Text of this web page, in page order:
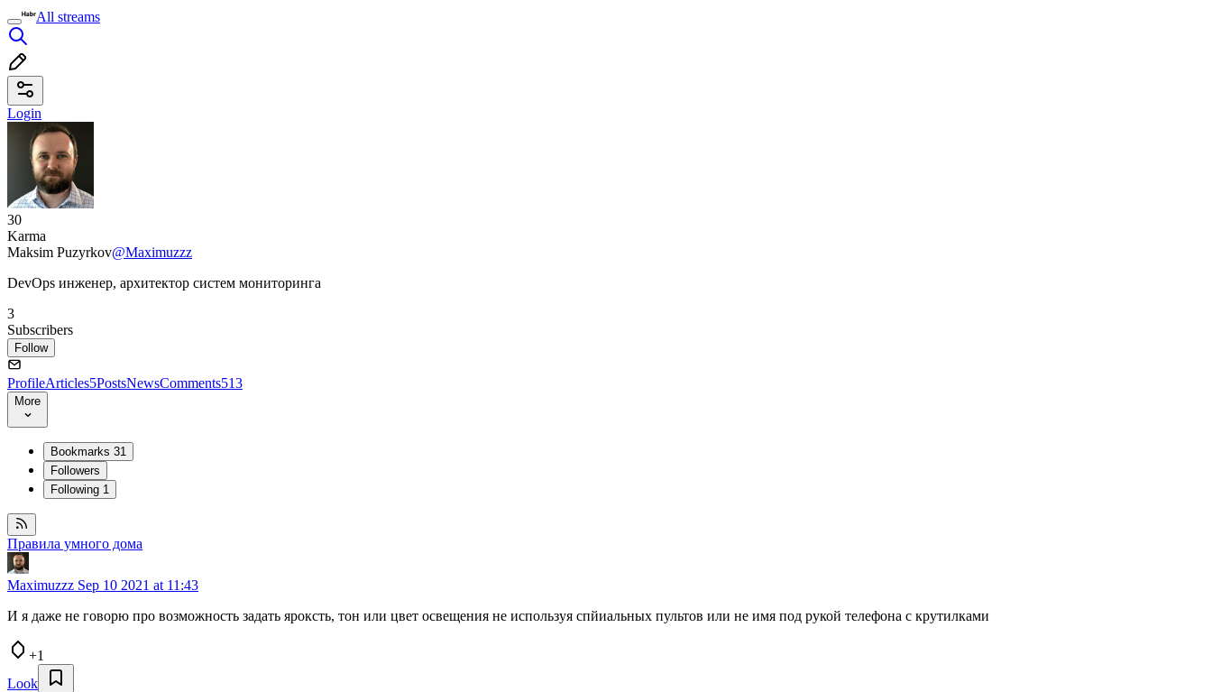
All streams
Login
30
Karma
Maksim Puzyrkov@Maximuzzz
DevOps инженер, архитектор систем мониторинга
3
Subscribers
Follow
ProfileArticles5PostsNewsComments513
More
Bookmarks 31
Followers
Following 1
Правила умного дома
Maximuzzz Sep 10 2021 at 11:43
И я даже не говорю про возможность задать яроксть, тон или цвет освещения не используя спйиальных пультов или не имя под рукой телефона с крутилками
+1
Look